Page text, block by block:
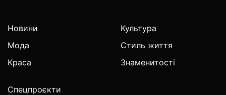
Новини
Мода
Краса
Культура
Стиль життя
Знаменитості
Спецпроєкти